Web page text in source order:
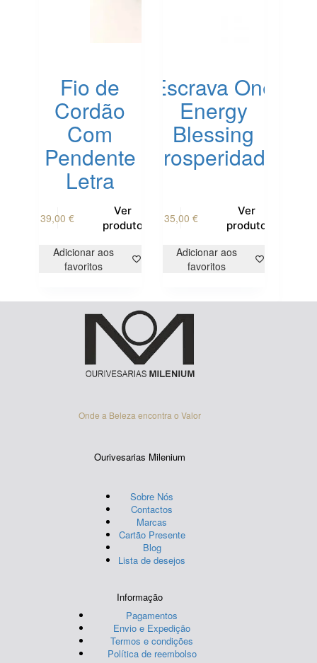
Fio de
Cordão
Com
Pendente
Letra
39,00€
Ver
produto
product
multiple
variants.
Adicionar aos
favoritos
Escrava One
Energy
Blessing
Prosperidade
35,00 €
Ver
produto
Adicionar aos
favoritos
Onde a Beleza encontra o Valor
Ourivesarias Milenium
Sobre Nós
Contactos
Marcas
Cartão Presente
Blog
Lista de desejos
Informação
Pagamentos
Envio e Expedição
Termos e condições
Política de reembolso